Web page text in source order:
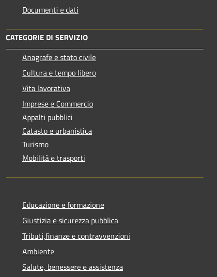
Documenti e dati
CATEGORIE DI SERVIZIO
Anagrafe e stato civile
Cultura e tempo libero
Vita lavorativa
Imprese e Commercio
Appalti pubblici
Catasto e urbanistica
Turismo
Mobilità e trasporti
Educazione e formazione
Giustizia e sicurezza pubblica
Tributi,finanze e contravvenzioni
Ambiente
Salute, benessere e assistenza